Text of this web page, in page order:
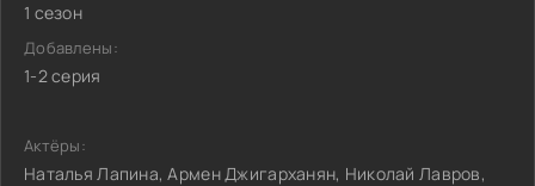
1 сезон
Добавлены:
1-2 серия
Актёры:
Наталья Лапина, Армен Джигарханян, Николай Лавров,